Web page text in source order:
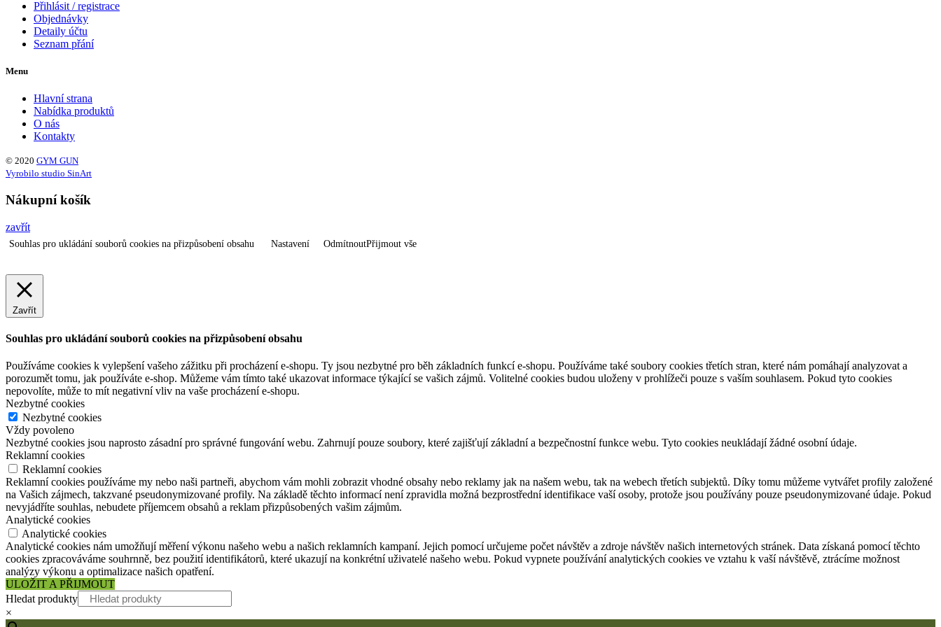
Přihlásit / registrace
Objednávky
Detaily účtu
Seznam přání
Menu
Hlavní strana
Nabídka produktů
O nás
Kontakty
© 2020 GYM GUN
Vyrobilo studio SinArt
Nákupní košík
zavřít
Souhlas pro ukládání souborů cookies na přizpůsobení obsahu Nastavení OdmítnoutPřijmout vše
Zavřít
Souhlas pro ukládání souborů cookies na přizpůsobení obsahu
Používáme cookies k vylepšení vašeho zážitku při procházení e-shopu. Ty jsou nezbytné pro běh základních funkcí e-shopu. Používáme také soubory cookies třetích stran, které nám pomáhají analyzovat a
porozumět tomu, jak používáte e-shop. Můžeme vám tímto také ukazovat informace týkající se vašich zájmů. Volitelné cookies budou uloženy v prohlížeči pouze s vaším souhlasem. Pokud tyto cookies
nepovolíte, může to mít negativní vliv na vaše procházení e-shopu.
Nezbytné cookies
Nezbytné cookies
Vždy povoleno
Nezbytné cookies jsou naprosto zásadní pro správné fungování webu. Zahrnují pouze soubory, které zajišťují základní a bezpečnostní funkce webu. Tyto cookies neukládají žádné osobní údaje.
Reklamní cookies
Reklamní cookies
Reklamní cookies používáme my nebo naši partneři, abychom vám mohli zobrazit vhodné obsahy nebo reklamy jak na našem webu, tak na webech třetích subjektů. Díky tomu můžeme vytvářet profily založené
na Vašich zájmech, takzvané pseudonymizované profily. Na základě těchto informací není zpravidla možná bezprostřední identifikace vaší osoby, protože jsou používány pouze pseudonymizované údaje. Pokud
nevyjádříte souhlas, nebudete příjemcem obsahů a reklam přizpůsobených vašim zájmům.
Analytické cookies
Analytické cookies
Analytické cookies nám umožňují měření výkonu našeho webu a našich reklamních kampaní. Jejich pomocí určujeme počet návštěv a zdroje návštěv našich internetových stránek. Data získaná pomocí těchto
cookies zpracováváme souhrnně, bez použití identifikátorů, které ukazují na konkrétní uživatelé našeho webu. Pokud vypnete používání analytických cookies ve vztahu k vaší návštěvě, ztrácíme možnost
analýzy výkonu a optimalizace našich opatření.
ULOŽIT A PŘIJMOUT
Hledat produkty
×